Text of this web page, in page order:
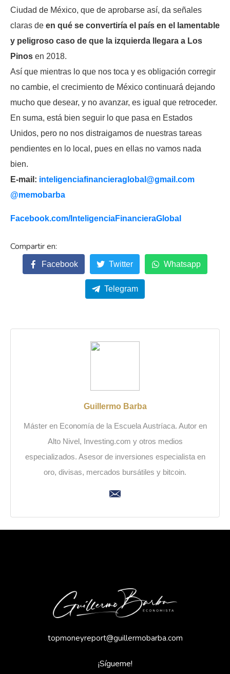
Ciudad de México, que de aprobarse así, da señales
claras de en qué se convertiría el país en el lamentable
y peligroso caso de que la izquierda llegara a Los
Pinos en 2018.
Así que mientras lo que nos toca y es obligación corregir
no cambie, el crecimiento de México continuará dejando
mucho que desear, y no avanzar, es igual que retroceder.
En suma, está bien seguir lo que pasa en Estados
Unidos, pero no nos distraigamos de nuestras tareas
pendientes en lo local, pues en ellas no vamos nada
bien.
E-mail: inteligenciafinancieraglobal@gmail.com
@memobarba
Facebook.com/InteligenciaFinancieraGlobal
Facebook Twitter Whatsapp
Telegram
Guillermo Barba
Máster en Economía de la Escuela Austríaca. Autor en
Alto Nivel, Investing.com y otros medios
especializados. Asesor de inversiones especialista en
oro, divisas, mercados bursátiles y bitcoin.
topmoneyreport@guillermobarba.com
¡Sígueme!